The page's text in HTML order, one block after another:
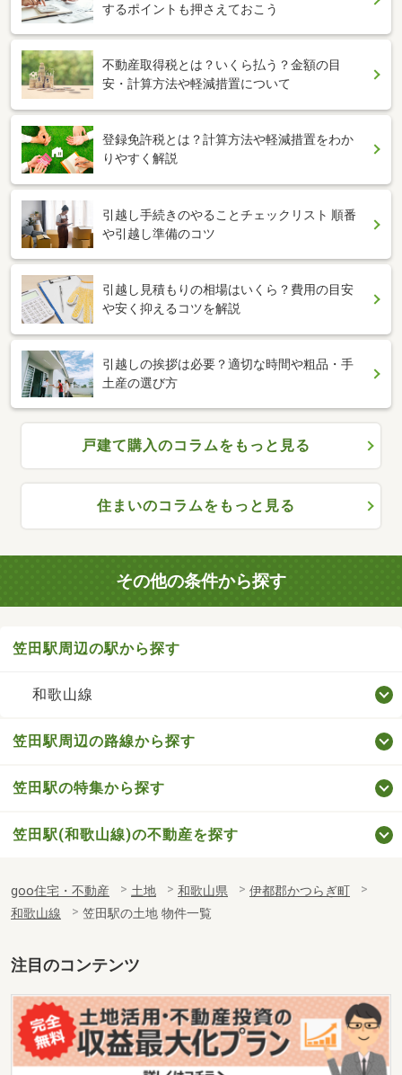
するポイントも押さえておこう
不動産取得税とは？いくら払う？金額の目
安・計算方法や軽減措置について
登録免許税とは？計算方法や軽減措置をわか
りやすく解説
引越し手続きのやることチェックリスト 順番
や引越し準備のコツ
引越し見積もりの相場はいくら？費用の目安
や安く抑えるコツを解説
引越しの挨拶は必要？適切な時間や粗品・手
土産の選び方
戸建て購入のコラムをもっと見る
住まいのコラムをもっと見る
その他の条件から探す
笠田駅周辺の駅から探す
和歌山線
笠田駅周辺の路線から探す
笠田駅の特集から探す
笠田駅(和歌山線)の不動産を探す
goo住宅・不動産 土地 和歌山県
伊都郡かつらぎ町
和歌山線
笠田駅の土地 物件一覧
注目のコンテンツ